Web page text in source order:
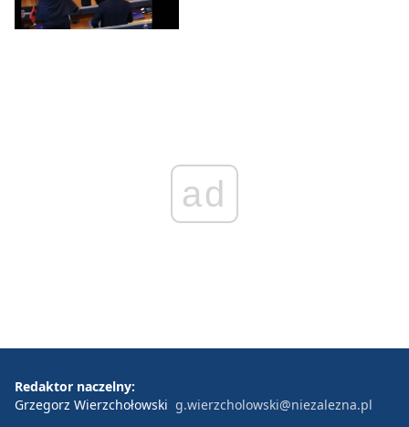
ad
Redaktor naczelny:
Grzegorz Wierzchołowski g.wierzcholowski@niezalezna.pl